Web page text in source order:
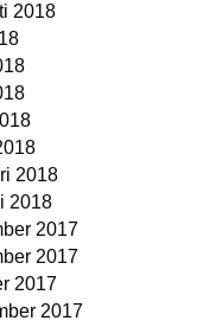
2018
2018
2018
2017
2017
2017
2017